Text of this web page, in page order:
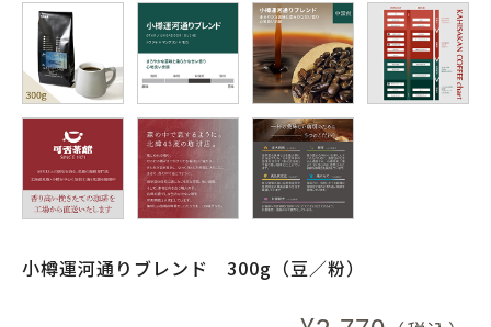
小樽運河通りブレンド 300g（豆／粉）